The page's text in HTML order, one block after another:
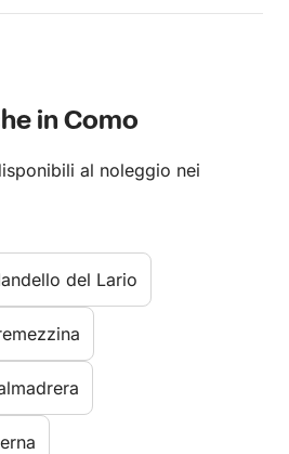
in Como
al noleggio nei
del Lario